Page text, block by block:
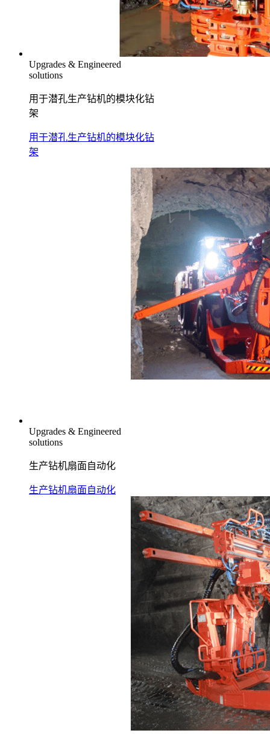
Upgrades & Engineered
solutions
用于潜孔生产钻机的模块化钻
架
用于潜孔生产钻机的模块化钻
架
Upgrades & Engineered
solutions
生产钻机扇面自动化
生产钻机扇面自动化